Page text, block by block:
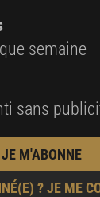
semaine
sans
JE M'ABONNE
? JE ME